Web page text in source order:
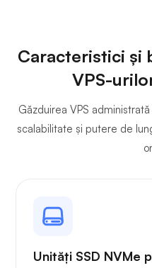
Caracteristici și
VPS-
Găzduirea VPS
scalabilitate și putere de
Unități SSD NVMe